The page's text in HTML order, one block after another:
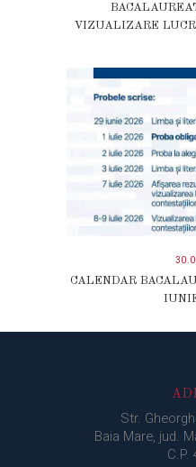
VIZUALIZARE
CALENDAR
Str.
Baia Mare, jud.
C.P.